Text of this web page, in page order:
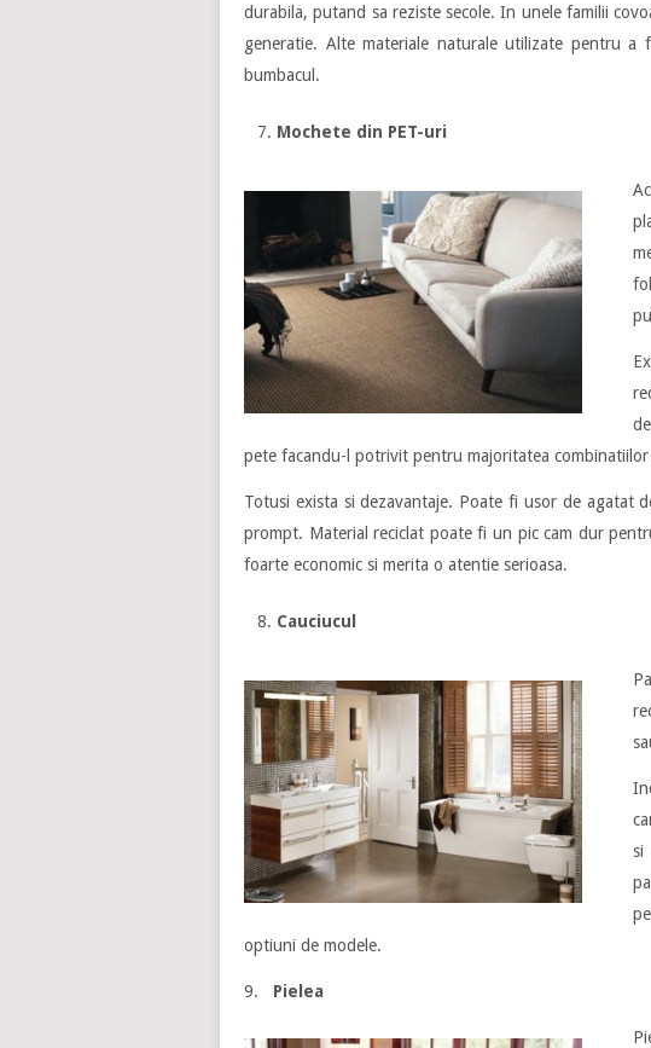
durabila, putand sa reziste secole. In unele familii
generatie. Alte materiale naturale utilizate pentru a
bumbacul.
Mochete din PET-uri
pete facandu-l potrivit pentru majoritatea combinatiilor
Totusi exista si dezavantaje. Poate fi usor de agatat
prompt. Material reciclat poate fi un pic cam dur
foarte economic si merita o atentie serioasa.
Cauciucul
si
optiuni de modele.
9. Pielea